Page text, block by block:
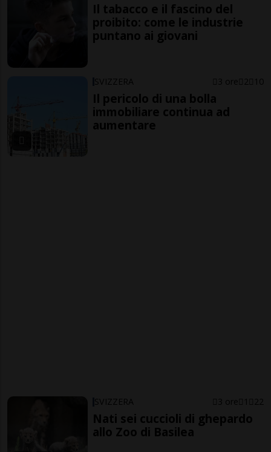
Il tabacco e il fascino del
proibito: come le industrie
puntano ai giovani
SVIZZERA 3 ore 2 10
Il pericolo di una bolla
immobiliare continua ad
aumentare
SVIZZERA 3 ore 1 22
Nati sei cuccioli di ghepardo
allo Zoo di Basilea